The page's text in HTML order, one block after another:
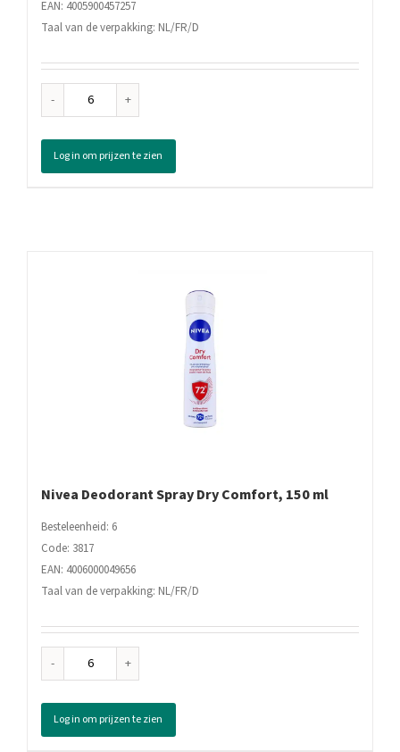
EAN: 4005900457257
Taal van de verpakking: NL/FR/D
Nivea
Spray
Fresh
Natural,
Log in om prijzen te zien
Nivea Deodorant Spray Dry Comfort, 150 ml
Besteleenheid: 6
Code: 3817
EAN: 4006000049656
Taal van de verpakking: NL/FR/D
Nivea
Spray
Dry
Comfort,
Log in om prijzen te zien